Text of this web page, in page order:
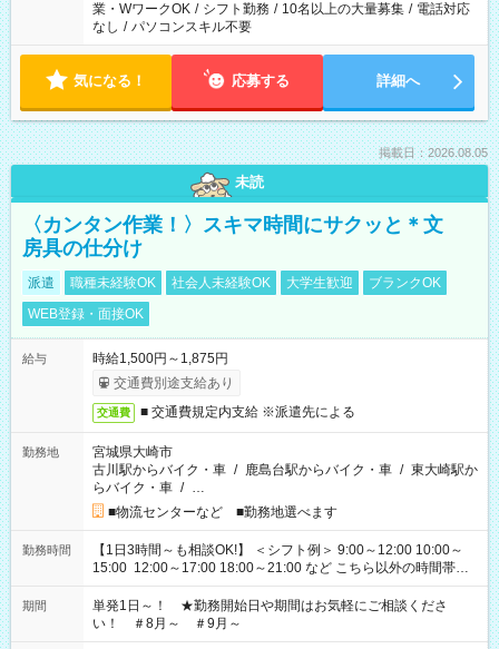
業・WワークOK / シフト勤務 / 10名以上の大量募集 / 電話対応
なし / パソコンスキル不要
気になる！ 応募する 詳細へ
掲載日：2026.08.05
未読
〈カンタン作業！〉スキマ時間にサクッと＊文
房具の仕分け
派遣 職種未経験OK 社会人未経験OK 大学生歓迎
ブランクOK
WEB登録・面接OK
給与
時給1,500円～1,875円
交通費別途支給あり
交通費 ■ 交通費規定内支給 ※派遣先による
勤務地
宮城県大崎市
古川駅からバイク・車 / 鹿島台駅からバイク・車 / 東大崎駅か
らバイク・車 / …
■物流センターなど ■勤務地選べます
勤務時間
【1日3時間～も相談OK!】 ＜シフト例＞ 9:00～12:00 10:00～
15:00 12:00～17:00 18:00～21:00 など こちら以外の時間帯も
お気軽にご相談ください！
期間
単発1日～！ ★勤務開始日や期間はお気軽にご相談くださ
い！ ＃8月～ ＃9月～